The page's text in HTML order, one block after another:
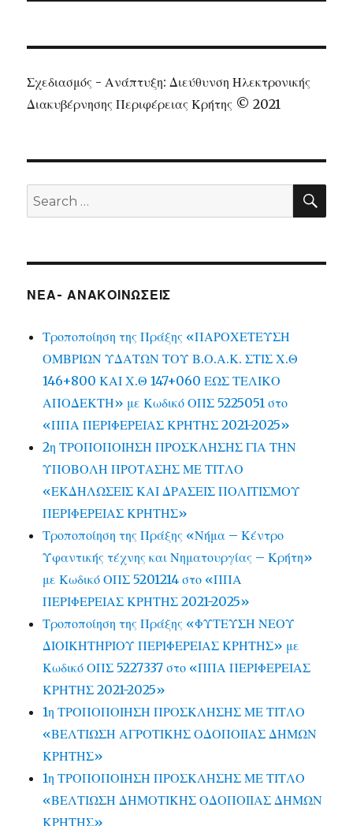
Σχεδιασμός - Ανάπτυξη: Διεύθυνση Ηλεκτρονικής
Διακυβέρνησης Περιφέρειας Κρήτης © 2021
Search
for:
ΝΕΑ- ΑΝΑΚΟΙΝΩΣΕΙΣ
Τροποποίηση της Πράξης «ΠΑΡΟΧΕΤΕΥΣΗ
ΟΜΒΡΙΩΝ ΥΔΑΤΩΝ ΤΟΥ Β.Ο.Α.Κ. ΣΤΙΣ Χ.Θ
146+800 ΚΑΙ Χ.Θ 147+060 ΕΩΣ ΤΕΛΙΚΟ
ΑΠΟΔΕΚΤΗ» με Κωδικό ΟΠΣ 5225051 στο
«ΠΠΑ ΠΕΡΙΦΕΡΕΙΑΣ ΚΡΗΤΗΣ 2021-2025»
2η ΤΡΟΠΟΠΟΙΗΣΗ ΠΡΟΣΚΛΗΣΗΣ ΓΙΑ ΤΗΝ
ΥΠΟΒΟΛΗ ΠΡΟΤΑΣΗΣ ΜΕ ΤΙΤΛΟ
«ΕΚΔΗΛΩΣΕΙΣ ΚΑΙ ΔΡΑΣΕΙΣ ΠΟΛΙΤΙΣΜΟΥ
ΠΕΡΙΦΕΡΕΙΑΣ ΚΡΗΤΗΣ»
Τροποποίηση της Πράξης «Νήμα – Κέντρο
Υφαντικής τέχνης και Νηματουργίας – Κρήτη»
με Κωδικό ΟΠΣ 5201214 στο «ΠΠΑ
ΠΕΡΙΦΕΡΕΙΑΣ ΚΡΗΤΗΣ 2021-2025»
Τροποποίηση της Πράξης «ΦΥΤΕΥΣΗ ΝΕΟΥ
ΔΙΟΙΚΗΤΗΡΙΟΥ ΠΕΡΙΦΕΡΕΙΑΣ ΚΡΗΤΗΣ» με
Κωδικό ΟΠΣ 5227337 στο «ΠΠΑ ΠΕΡΙΦΕΡΕΙΑΣ
ΚΡΗΤΗΣ 2021-2025»
1η ΤΡΟΠΟΠΟΙΗΣΗ ΠΡΟΣΚΛΗΣΗΣ ΜΕ ΤΙΤΛΟ
«ΒΕΛΤΙΩΣΗ ΑΓΡΟΤΙΚΗΣ ΟΔΟΠΟΙΙΑΣ ΔΗΜΩΝ
ΚΡΗΤΗΣ»
1η ΤΡΟΠΟΠΟΙΗΣΗ ΠΡΟΣΚΛΗΣΗΣ ΜΕ ΤΙΤΛΟ
«ΒΕΛΤΙΩΣΗ ΔΗΜΟΤΙΚΗΣ ΟΔΟΠΟΙΙΑΣ ΔΗΜΩΝ
ΚΡΗΤΗΣ»